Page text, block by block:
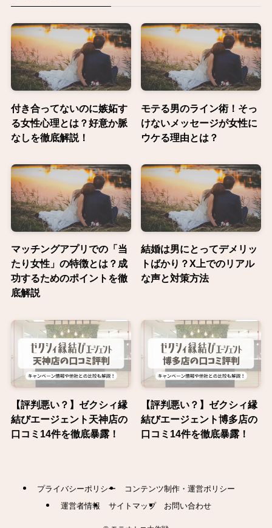
付き合ってないのに嫉妬す
る女性心理とは？好意か脈
なしを徹底解説！
モテる男のライン術！そっ
けないメッセージが女性に
ウケる理由とは？
マッチングアプリでの「当
たり女性」の特徴とは？成
功するためのポイントを徹
底解説
結婚は男にとってデメリッ
トばかり？X上でのリアル
な声と対策方法
【評判悪い？】ゼクシィ縁
結びエージェント天神店の
口コミ14件を徹底暴露！
【評判悪い？】ゼクシィ縁
結びエージェント博多店の
口コミ14件を徹底暴露！
プライバシーポリシー
コンテンツ制作・運営ポリシー
運営者情報
サイトマップ お問い合わせ